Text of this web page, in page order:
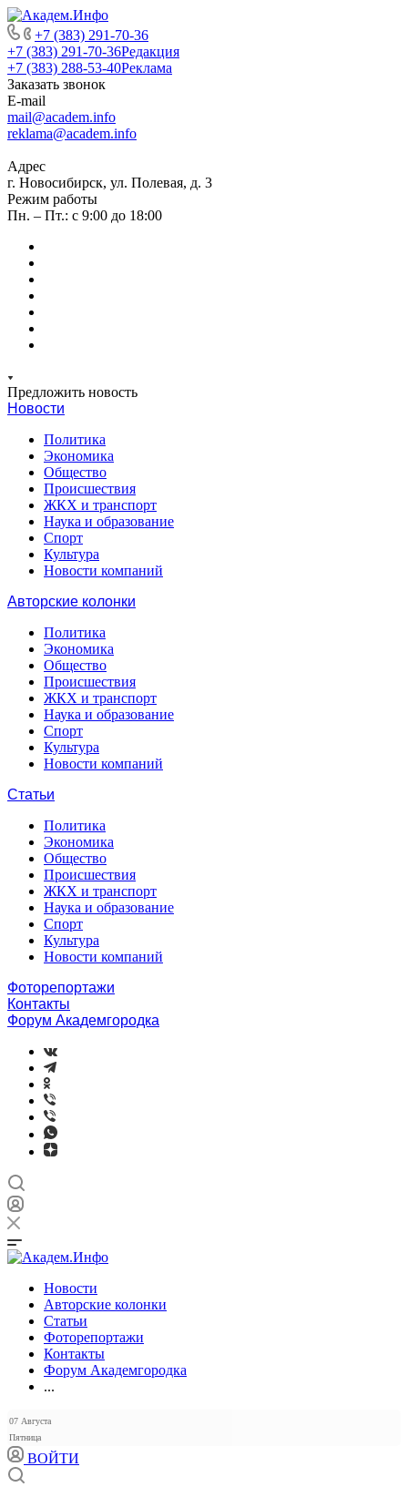
+7 (383) 291-70-36
+7 (383) 291-70-36Редакция
+7 (383) 288-53-40Реклама
Заказать звонок
E-mail
mail@academ.info
reklama@academ.info
Адрес
г. Новосибирск, ул. Полевая, д. 3
Режим работы
Пн. – Пт.: с 9:00 до 18:00
Предложить новость
Новости
Политика
Экономика
Общество
Происшествия
ЖКХ и транспорт
Наука и образование
Спорт
Культура
Новости компаний
Авторские колонки
Политика
Экономика
Общество
Происшествия
ЖКХ и транспорт
Наука и образование
Спорт
Культура
Новости компаний
Статьи
Политика
Экономика
Общество
Происшествия
ЖКХ и транспорт
Наука и образование
Спорт
Культура
Новости компаний
Фоторепортажи
Контакты
Форум Академгородка
Новости
Авторские колонки
Статьи
Фоторепортажи
Контакты
Форум Академгородка
...
07 Августа
Пятница
ВОЙТИ